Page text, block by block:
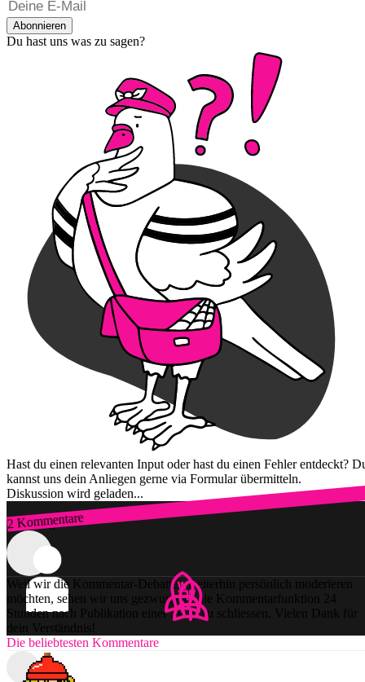
Abonnieren
Du hast uns was zu sagen?
Hast du einen relevanten Input oder hast du einen Fehler entdeckt?
kannst uns dein Anliegen gerne via Formular übermitteln.
Diskussion wird geladen...
2 Kommentare
Zum Login
Weil wir die Kommentar-Debatten weiterhin persönlich moderieren
möchten, sehen wir uns gezwungen, die Kommentarfunktion 24
Stunden nach Publikation einer Story zu schliessen. Vielen Dank für
dein Verständnis!
Die beliebtesten Kommentare